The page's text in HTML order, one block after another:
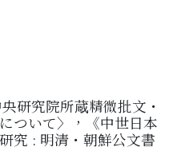
研究院所蔵精微批文・
ついて〉，《中世日本
究 : 明清・朝鮮公文書